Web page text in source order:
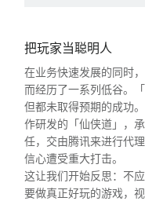
把玩家当聪明人
在业务快速发展的同时
而经历了一系列低谷。
但都未取得预期的成功
作研发的「仙侠道」，
任，交由腾讯来进行代
信心遭受重大打击。
这让我们开始反思：不
要做真正好玩的游戏，